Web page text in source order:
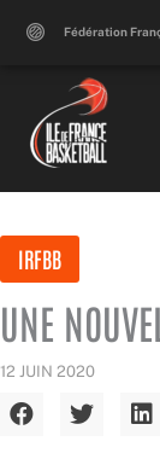
Fédération
IRFBB
UNE
12 JUIN 2020